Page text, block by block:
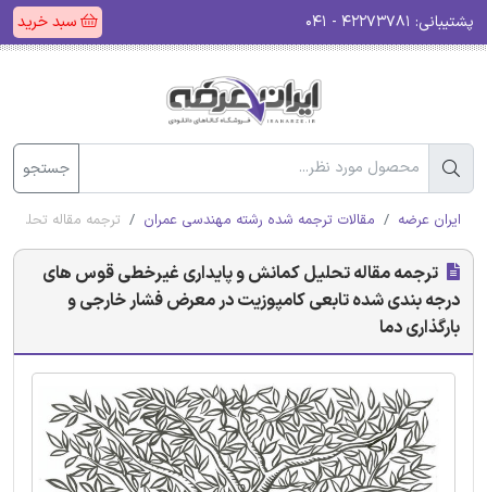
پشتیبانی: سبد خرید
جستجو
ایران عرضه مقالات ترجمه شده رشته مهندسی عمران ترجمه مقاله
ترجمه مقاله تحلیل کمانش و پایداری غیرخطی قوس های
درجه بندی شده تابعی کامپوزیت در معرض فشار خارجی و
بارگذاری دما